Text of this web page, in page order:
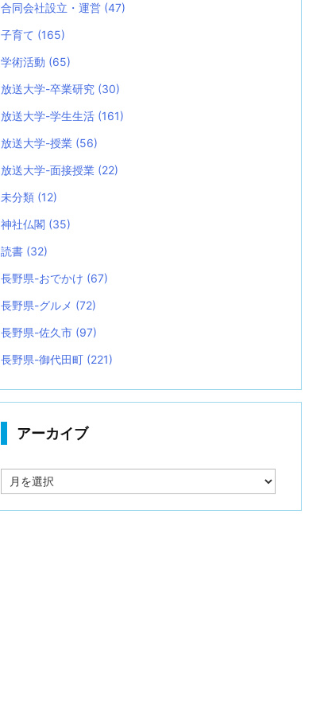
合同会社設立・運営 (47)
子育て (165)
学術活動 (65)
放送大学-卒業研究 (30)
放送大学-学生生活 (161)
放送大学-授業 (56)
放送大学-面接授業 (22)
未分類 (12)
神社仏閣 (35)
読書 (32)
長野県-おでかけ (67)
長野県-グルメ (72)
長野県-佐久市 (97)
長野県-御代田町 (221)
アーカイブ
ー